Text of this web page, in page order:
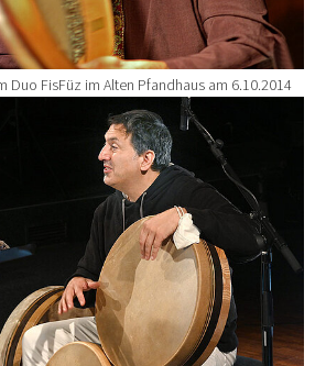
Duo FisFüz im Alten Pfandhaus am 6.10.2014
for: